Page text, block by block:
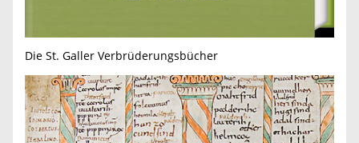
Die St. Galler Verbrüderungsbücher